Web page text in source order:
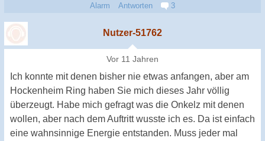
Alarm Antworten 3
Nutzer-51762
Vor 11 Jahren
Ich konnte mit denen bisher nie etwas anfangen, aber am
Hockenheim Ring haben Sie mich dieses Jahr völlig
überzeugt. Habe mich gefragt was die Onkelz mit denen
wollen, aber nach dem Auftritt wusste ich es. Da ist einfach
eine wahnsinnige Energie entstanden. Muss jeder mal